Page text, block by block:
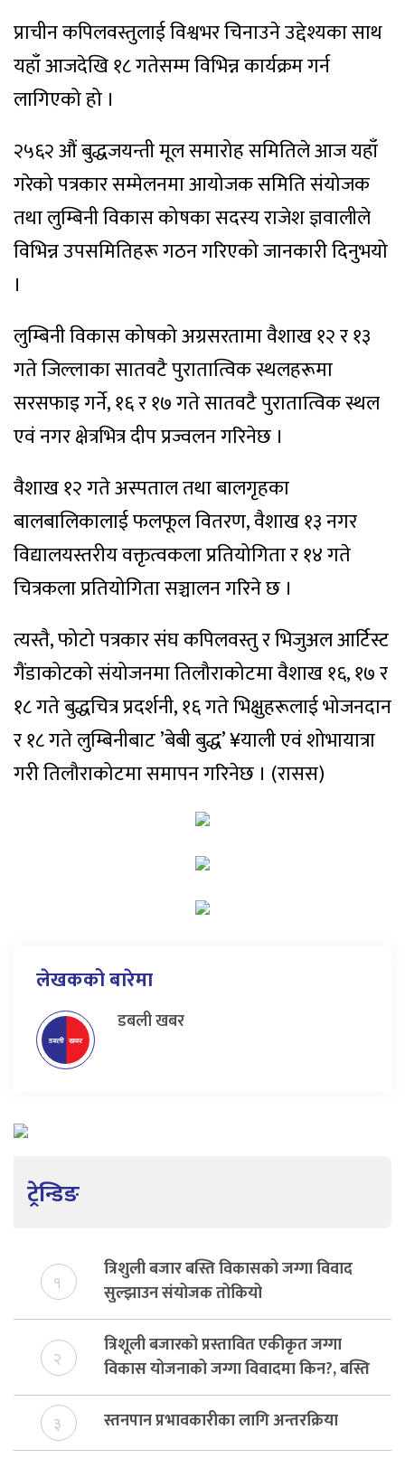
प्राचीन कपिलवस्तुलाई विश्वभर चिनाउने उद्देश्यका साथ
यहाँ आजदेखि १८ गतेसम्म विभिन्न कार्यक्रम गर्न
लागिएको हो ।
२५६२ औं बुद्धजयन्ती मूल समारोह समितिले आज यहाँ
गरेको पत्रकार सम्मेलनमा आयोजक समिति संयोजक
तथा लुम्बिनी विकास कोषका सदस्य राजेश ज्ञवालीले
विभिन्न उपसमितिहरू गठन गरिएको जानकारी दिनुभयो
।
लुम्बिनी विकास कोषको अग्रसरतामा वैशाख १२ र १३
गते जिल्लाका सातवटै पुरातात्विक स्थलहरूमा
सरसफाइ गर्ने, १६ र १७ गते सातवटै पुरातात्विक स्थल
एवं नगर क्षेत्रभित्र दीप प्रज्वलन गरिनेछ ।
वैशाख १२ गते अस्पताल तथा बालगृहका
बालबालिकालाई फलफूल वितरण, वैशाख १३ नगर
विद्यालयस्तरीय वक्तृत्वकला प्रतियोगिता र १४ गते
चित्रकला प्रतियोगिता सञ्चालन गरिने छ ।
त्यस्तै, फोटो पत्रकार संघ कपिलवस्तु र भिजुअल आर्टिस्ट
गैंडाकोटको संयोजनमा तिलौराकोटमा वैशाख १६, १७ र
१८ गते बुद्धचित्र प्रदर्शनी, १६ गते भिक्षुहरूलाई भोजनदान
र १८ गते लुम्बिनीबाट ’बेबी बुद्ध’ ¥याली एवं शोभायात्रा
गरी तिलौराकोटमा समापन गरिनेछ । (रासस)
लेखकको बारेमा
डबली खबर
ट्रेन्डिङ
१
त्रिशुली बजार बस्ति विकासको जग्गा विवाद
सुल्झाउन संयोजक तोकियो
२
त्रिशूली बजारको प्रस्तावित एकीकृत जग्गा
विकास योजनाको जग्गा विवादमा किन?, बस्ति
विकास दर्ता नभए समिति विघटन हुने
३ स्तनपान प्रभावकारीका लागि अन्तरक्रिया